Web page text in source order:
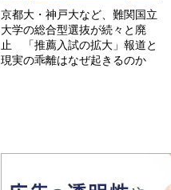
京都大・神戸大など、難関国立
大学の総合型選抜が続々と廃
止 「推薦入試の拡大」報道と
現実の乖離はなぜ起きるのか